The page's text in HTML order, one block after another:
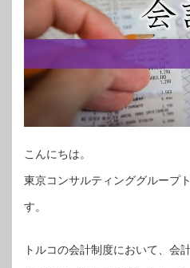
こんにちは。
東京コンサルティンググループ
す。
トルコの会計制度において、会